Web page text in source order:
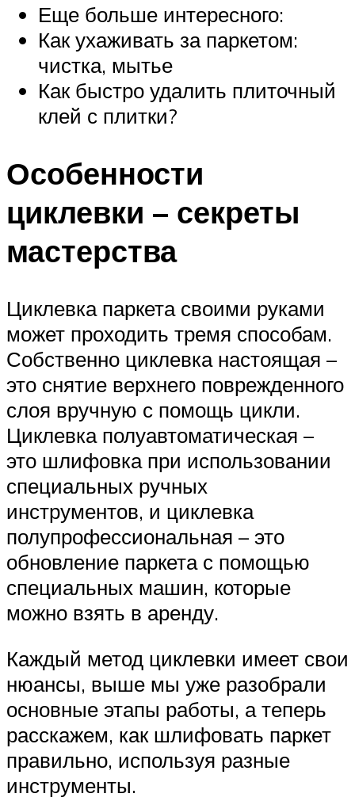
Еще больше интересного:
Как ухаживать за паркетом:
чистка, мытье
Как быстро удалить плиточный
клей с плитки?
Особенности
циклевки – секреты
мастерства
Циклевка паркета своими руками
может проходить тремя способам.
Собственно циклевка настоящая –
это снятие верхнего поврежденного
слоя вручную с помощь цикли.
Циклевка полуавтоматическая –
это шлифовка при использовании
специальных ручных
инструментов, и циклевка
полупрофессиональная – это
обновление паркета с помощью
специальных машин, которые
можно взять в аренду.
Каждый метод циклевки имеет свои
нюансы, выше мы уже разобрали
основные этапы работы, а теперь
расскажем, как шлифовать паркет
правильно, используя разные
инструменты.